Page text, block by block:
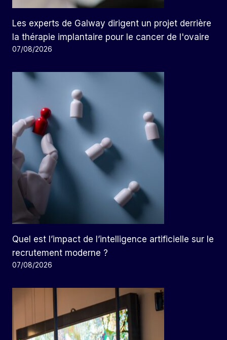
Les experts de Galway dirigent un projet derrière
la thérapie implantaire pour le cancer de l'ovaire
07/08/2026
Quel est l’impact de l’intelligence artificielle sur le
recrutement moderne ?
07/08/2026